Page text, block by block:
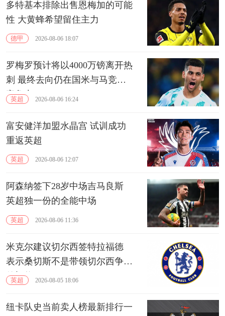
多特基本排除出售恩梅加的可能
性 大黄蜂希望留住主力
德甲 2026-08-06 18:07
罗梅罗预计将以4000万镑离开热
刺 最终去向仍在国米与马竞的
竞争中
英超 2026-08-06 16:24
富安健洋加盟水晶宫 试训成功
重返英超
英超 2026-08-06 12:07
阿森纳签下28岁中场吉马良斯
英超独一份的全能中场
英超 2026-08-06 11:36
米克尔建议切尔西签特拉福德
表示桑切斯不是带领切尔西争冠
的门将
英超 2026-08-05 18:06
纽卡队史当前卖人榜最新排行一